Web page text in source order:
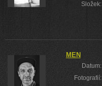
Složek:
MEN
Datum:
Fotografií: